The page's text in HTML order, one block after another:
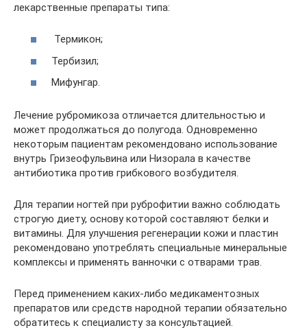
лекарственные препараты типа:
Термикон;
Тербизил;
Мифунгар.
Лечение рубромикоза отличается длительностью и
может продолжаться до полугода. Одновременно
некоторым пациентам рекомендовано использование
внутрь Гризеофульвина или Низорала в качестве
антибиотика против грибкового возбудителя.
Для терапии ногтей при руброфитии важно соблюдать
строгую диету, основу которой составляют белки и
витамины. Для улучшения регенерации кожи и пластин
рекомендовано употреблять специальные минеральные
комплексы и применять ванночки с отварами трав.
Перед применением каких-либо медикаментозных
препаратов или средств народной терапии обязательно
обратитесь к специалисту за консультацией.